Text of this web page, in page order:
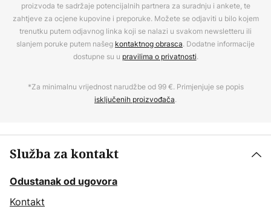
proizvoda te sadržaje potencijalnih partnera za suradnju i ankete, te
zahtjeve za ocjene kupovine i preporuke. Možete se odjaviti u bilo kojem
trenutku putem odjavnog linka koji se nalazi u svakom newsletteru ili
slanjem poruke putem našeg kontaktnog obrasca. Dodatne informacije
dostupne su u pravilima o privatnosti.
*Za minimalnu vrijednost narudžbe od 99 €. Primjenjuje se popis
isključenih proizvođača.
Služba za kontakt
Odustanak od ugovora
Kontakt